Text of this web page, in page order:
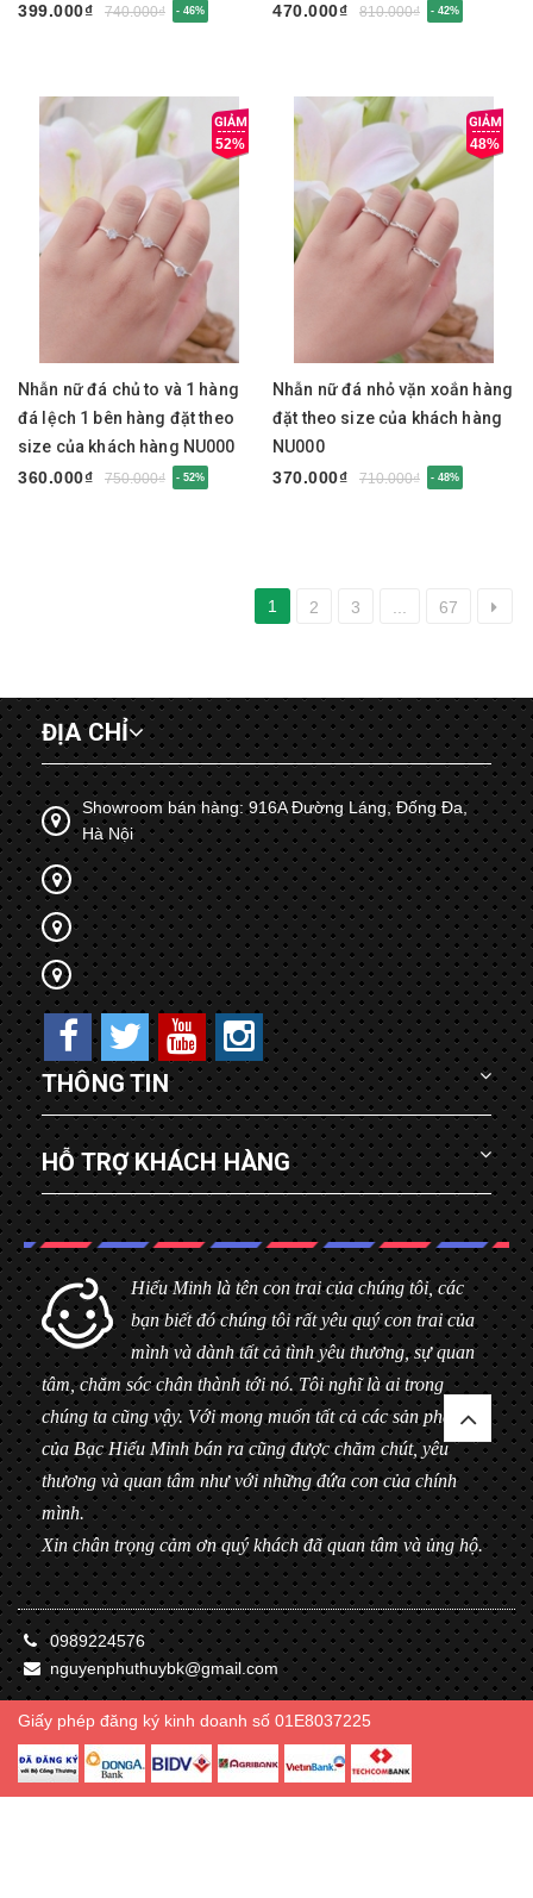
399.000₫
740.000₫ - 46%
470.000₫
810.000₫ - 42%
52%
Nhẫn nữ đá chủ to và 1 hàng
đá lệch 1 bên hàng đặt theo
size của khách hàng NU000
360.000₫
750.000₫ - 52%
48%
Nhẫn nữ đá nhỏ vặn xoắn hàng
đặt theo size của khách hàng
NU000
370.000₫
710.000₫ - 48%
1 2 3 67
ĐỊA CHỈ
Showroom bán hàng: 916A Đường Láng, Đống Đa,
Hà Nội
THÔNG TIN
HỖ TRỢ KHÁCH HÀNG
Hiểu Minh là tên con trai của chúng tôi, các
bạn biết đó chúng tôi rất yêu quý con trai của
mình và dành tất cả tình yêu thương, sự quan
tâm, chăm sóc chân thành tới nó. Tôi nghĩ là ai trong
chúng ta cũng vậy. Với mong muốn tất cả các sản phẩm
của Bạc Hiểu Minh bán ra cũng được chăm chút, yêu
thương và quan tâm như với những đứa con của chính
mình.
Xin chân trọng cảm ơn quý khách đã quan tâm và ủng hộ.
0989224576
nguyenphuthuybk@gmail.com
Giấy phép đăng ký kinh doanh số 01E8037225